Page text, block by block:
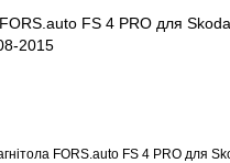
FS 4 PRO для
2015
FORS.auto FS 4 PRO для